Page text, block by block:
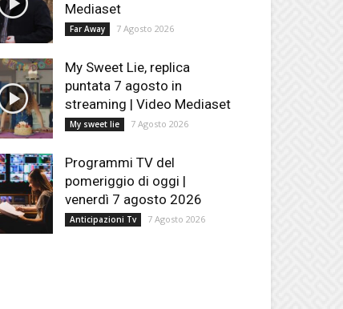
Mediaset
Far Away 7 Agosto 2026
My Sweet Lie, replica
puntata 7 agosto in
streaming | Video Mediaset
My sweet lie 7 Agosto 2026
Programmi TV del
pomeriggio di oggi |
venerdì 7 agosto 2026
Anticipazioni Tv 7 Agosto 2026